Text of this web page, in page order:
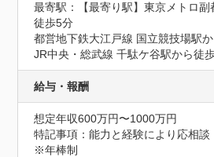
最寄駅：【最寄り駅】東京メトロ副
徒歩5分
都営地下鉄大江戸線 国立競技場駅
JR中央・総武線 千駄ケ谷駅から徒
給与・報酬
想定年収600万円〜1000万円
特記事項：能力と経験により応相談
※年棒制